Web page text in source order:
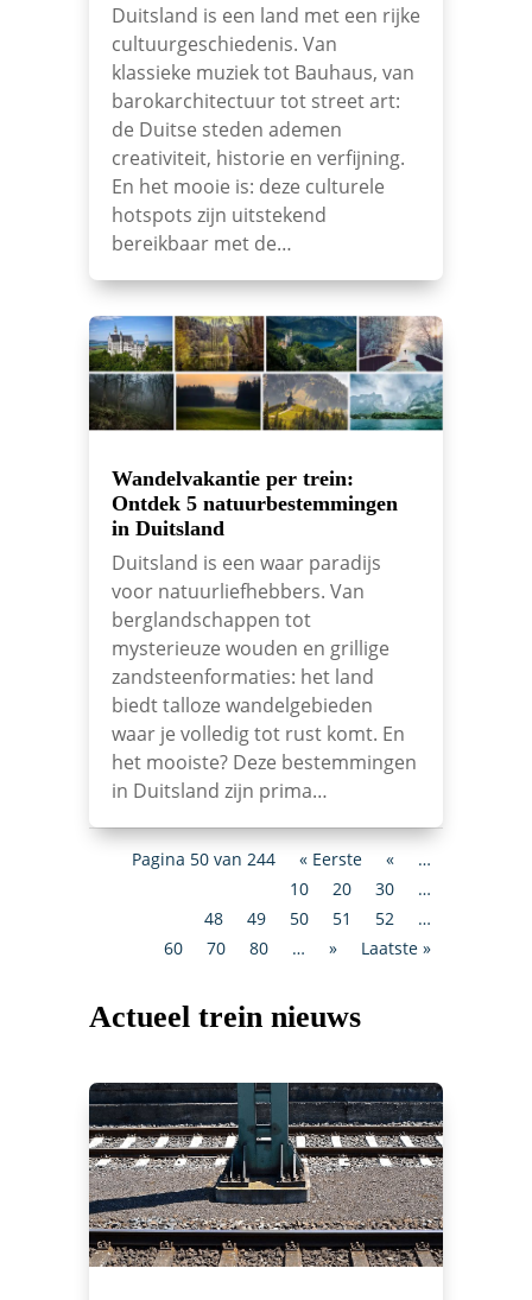
Duitsland is een land met een rijke
cultuurgeschiedenis. Van
klassieke muziek tot Bauhaus, van
barokarchitectuur tot street art:
de Duitse steden ademen
creativiteit, historie en verfijning.
En het mooie is: deze culturele
hotspots zijn uitstekend
bereikbaar met de…
Wandelvakantie per trein:
Ontdek 5 natuurbestemmingen
in Duitsland
Duitsland is een waar paradijs
voor natuurliefhebbers. Van
berglandschappen tot
mysterieuze wouden en grillige
zandsteenformaties: het land
biedt talloze wandelgebieden
waar je volledig tot rust komt. En
het mooiste? Deze bestemmingen
in Duitsland zijn prima…
Pagina 50 van 244 « Eerste «
…
10
20 30
…
48
49 50 51 52
…
60
70 80 … » Laatste »
Actueel trein nieuws